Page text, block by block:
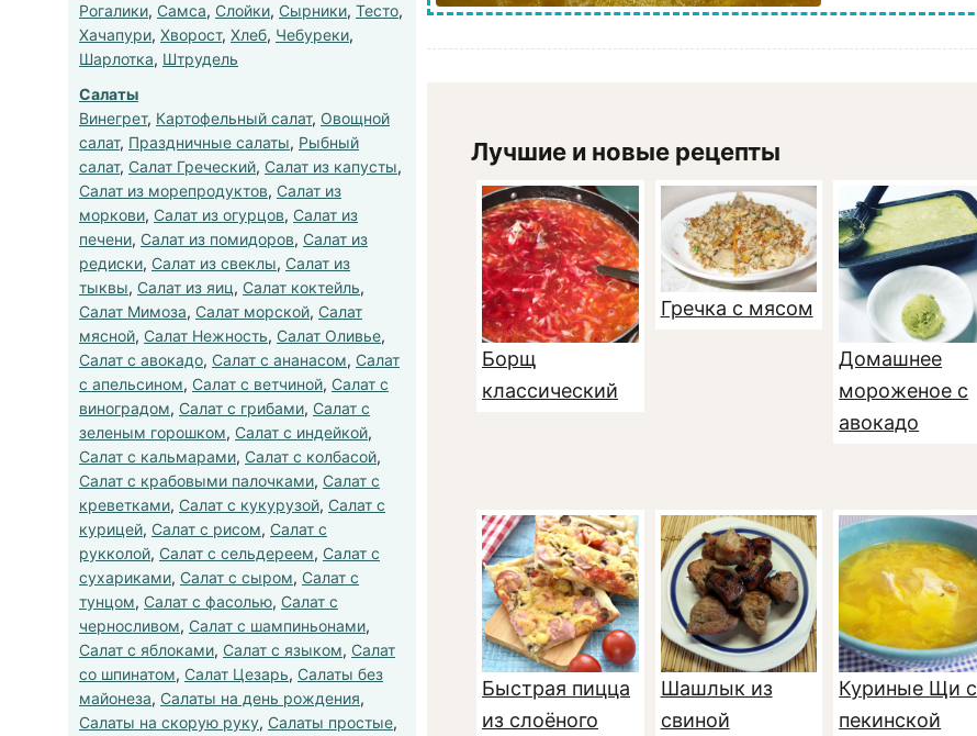
Рогалики, Самса, Слойки, Сырники, Тесто,
Хачапури, Хворост, Хлеб, Чебуреки,
Шарлотка, Штрудель
Салаты
Винегрет, Картофельный салат, Овощной
салат, Праздничные салаты, Рыбный
салат, Салат Греческий, Салат из капусты,
Салат из морепродуктов, Салат из
моркови, Салат из огурцов, Салат из
печени, Салат из помидоров, Салат из
редиски, Салат из свеклы, Салат из
тыквы, Салат из яиц, Салат коктейль,
Салат Мимоза, Салат морской, Салат
мясной, Салат Нежность, Салат Оливье,
Салат с авокадо, Салат с ананасом, Салат
с апельсином, Салат с ветчиной, Салат с
виноградом, Салат с грибами, Салат с
зеленым горошком, Салат с индейкой,
Салат с кальмарами, Салат с колбасой,
Салат с крабовыми палочками, Салат с
креветками, Салат с кукурузой, Салат с
курицей, Салат с рисом, Салат с
рукколой, Салат с сельдереем, Салат с
сухариками, Салат с сыром, Салат с
тунцом, Салат с фасолью, Салат с
черносливом, Салат с шампиньонами,
Салат с яблоками, Салат с языком, Салат
со шпинатом, Салат Цезарь, Салаты без
майонеза, Салаты на день рождения,
Салаты на скорую руку, Салаты простые,
Лучшие и новые рецепты
Борщ
классический
Гречка с мясом
Домашнее
мороженое с
авокадо
Быстрая пицца
из слоёного
Шашлык из
свиной
Куриные Щи с
пекинской